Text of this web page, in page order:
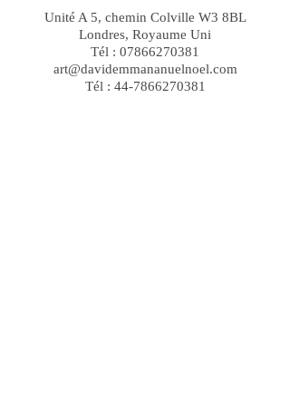
Unité A 5, chemin Colville W3 8BL
Londres, Royaume Uni
Tél : 07866270381
art@davidemmananuelnoel.com
Tél : 44-7866270381